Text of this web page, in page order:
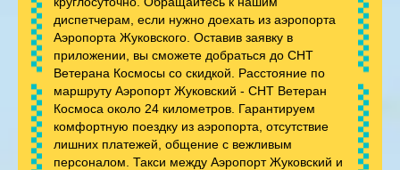
диспетчерам, если нужно доехать из аэропорта
Аэропорта Жуковского. Оставив заявку в
приложении, вы сможете добраться до СНТ
Ветерана Космосы со скидкой. Расстояние по
маршруту Аэропорт Жуковский - СНТ Ветеран
Космоса около 24 километров. Гарантируем
комфортную поездку из аэропорта, отсутствие
лишних платежей, общение с вежливым
персоналом. Такси между Аэропорт Жуковский и